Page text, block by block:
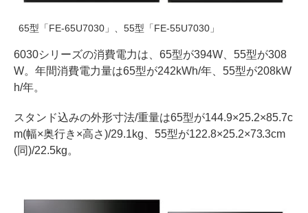
65型「FE-65U7030」、55型「FE-55U7030」
6030シリーズの消費電力は、65型が394W、55型が308
W。年間消費電力量は65型が242kWh/年、55型が208kW
h/年。
スタンド込みの外形寸法/重量は65型が144.9×25.2×85.7c
m(幅×奥行き×高さ)/29.1kg、55型が122.8×25.2×73.3cm
(同)/22.5kg。